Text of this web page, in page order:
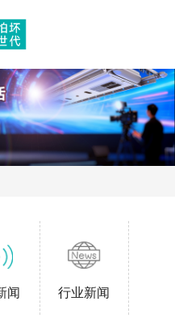
闻 行业新闻